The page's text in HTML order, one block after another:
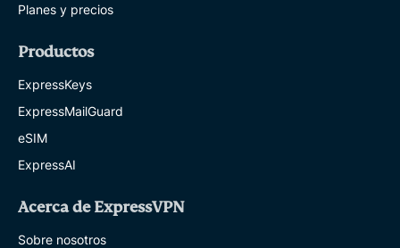
Planes y precios
Productos
ExpressKeys
ExpressMailGuard
eSIM
ExpressAI
Acerca de ExpressVPN
Sobre nosotros